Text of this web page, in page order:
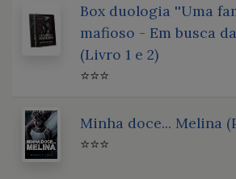
Box duologia ''Uma
mafioso - Em busca
(Livro 1 e 2)
⭐⭐⭐
Minha doce... Melina
⭐⭐⭐